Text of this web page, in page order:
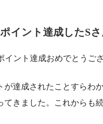
イント達成したS
イント達成おめでとうご
が達成されたことすらわ
てきました。これからも